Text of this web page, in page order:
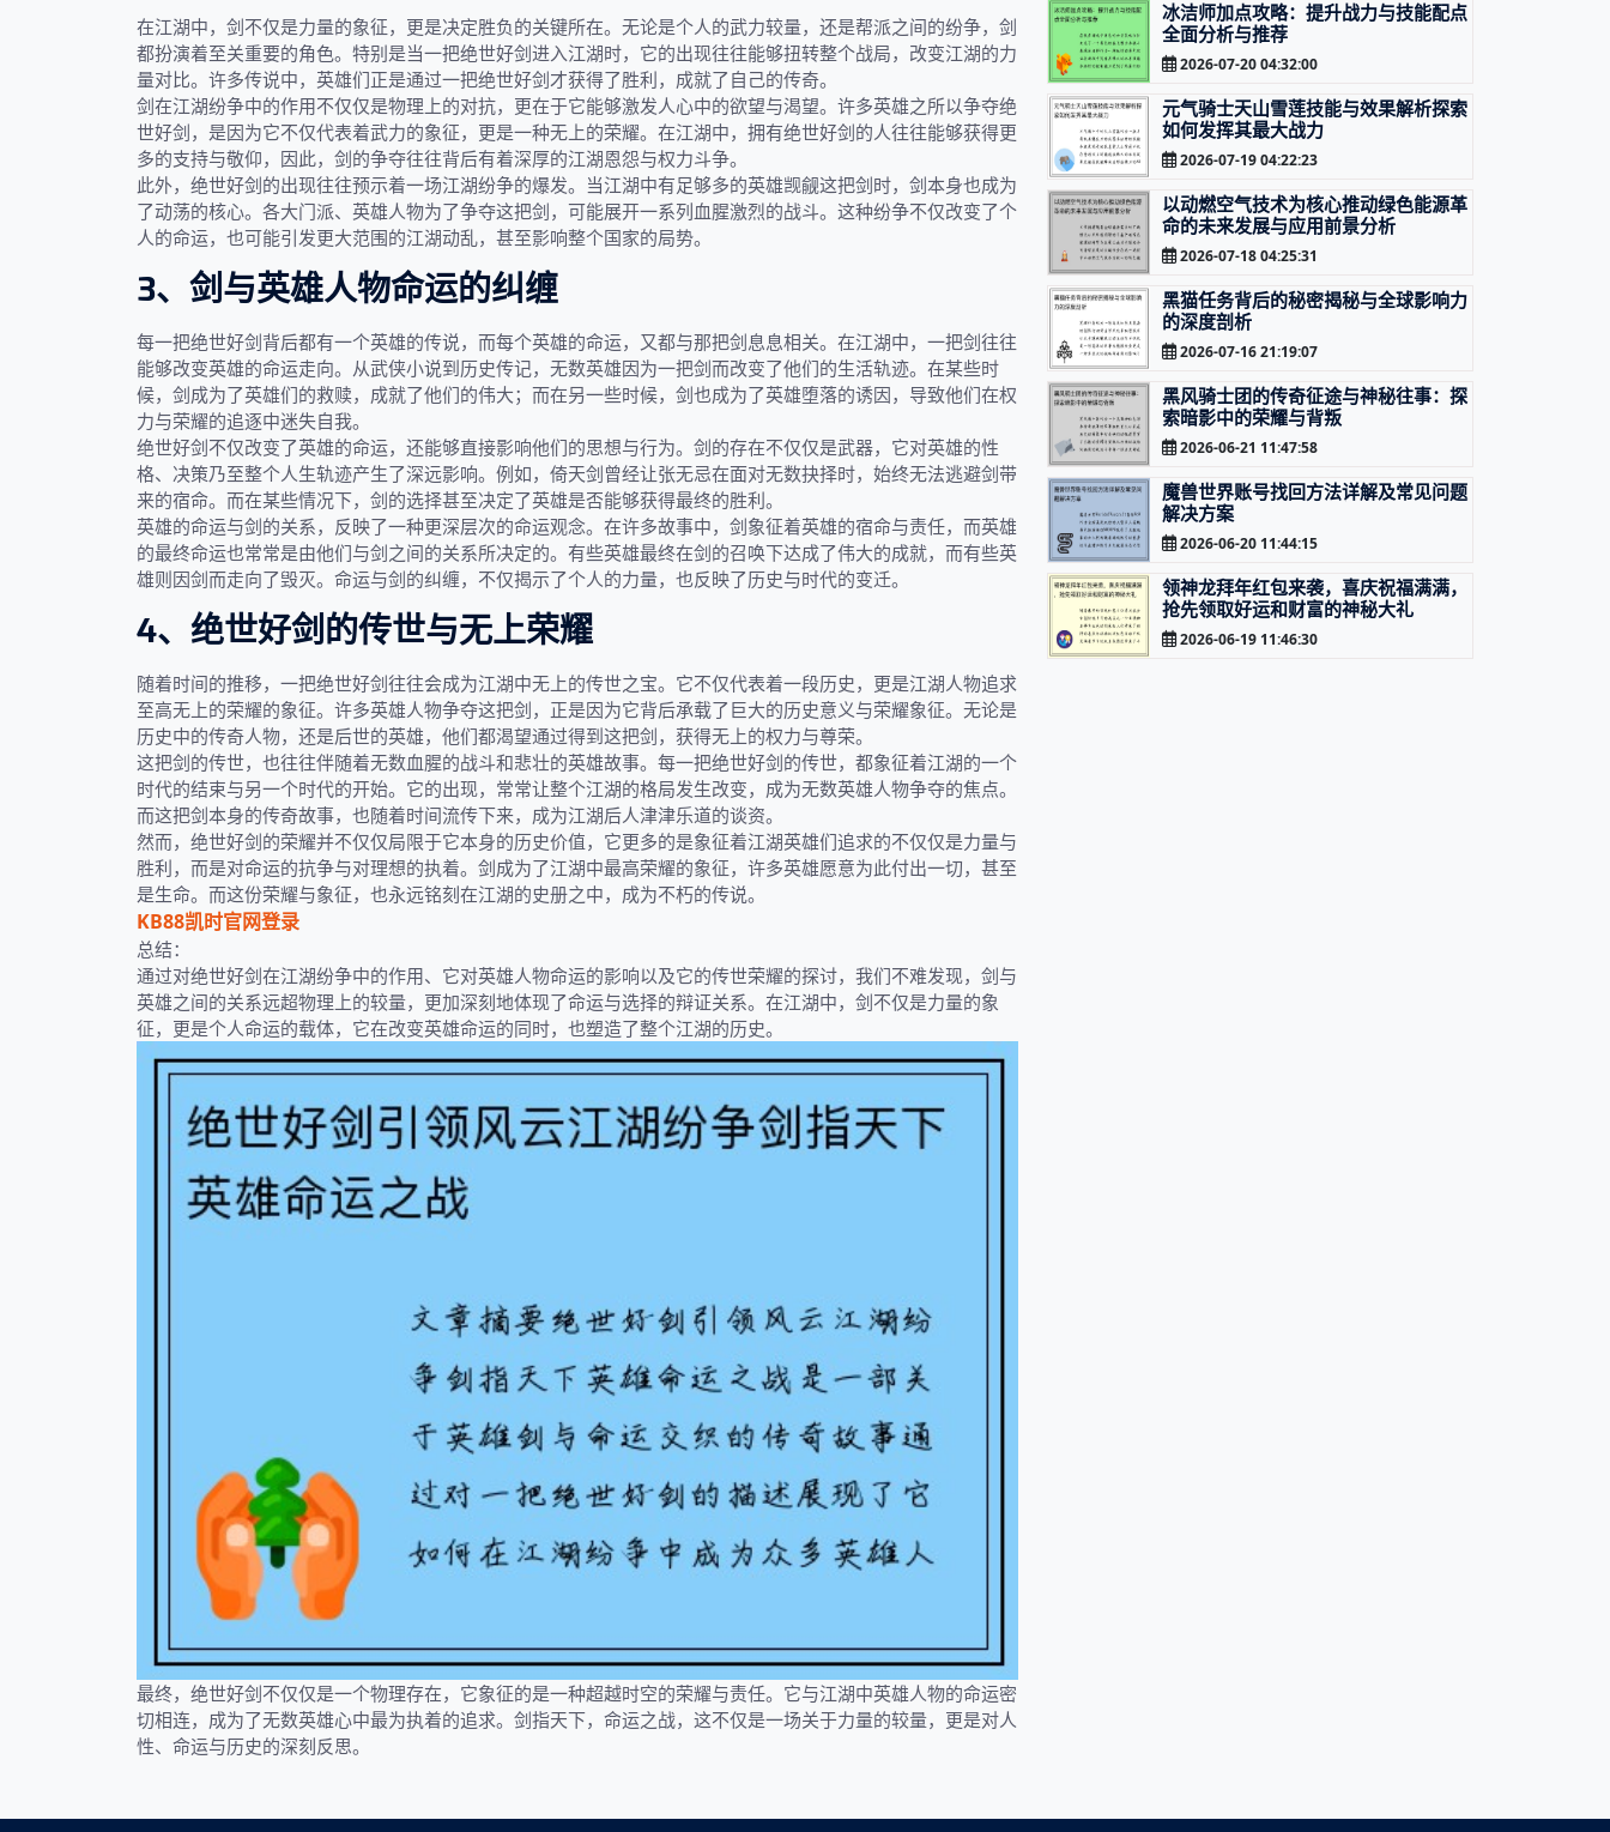
在江湖中，剑不仅是力量的象征，更是决定胜负的关键所在。无论是个人的武力较量，还是帮派之间的纷争，剑
都扮演着至关重要的角色。特别是当一把绝世好剑进入江湖时，它的出现往往能够扭转整个战局，改变江湖的力
量对比。许多传说中，英雄们正是通过一把绝世好剑才获得了胜利，成就了自己的传奇。
剑在江湖纷争中的作用不仅仅是物理上的对抗，更在于它能够激发人心中的欲望与渴望。许多英雄之所以争夺绝
世好剑，是因为它不仅代表着武力的象征，更是一种无上的荣耀。在江湖中，拥有绝世好剑的人往往能够获得更
多的支持与敬仰，因此，剑的争夺往往背后有着深厚的江湖恩怨与权力斗争。
此外，绝世好剑的出现往往预示着一场江湖纷争的爆发。当江湖中有足够多的英雄觊觎这把剑时，剑本身也成为
了动荡的核心。各大门派、英雄人物为了争夺这把剑，可能展开一系列血腥激烈的战斗。这种纷争不仅改变了个
人的命运，也可能引发更大范围的江湖动乱，甚至影响整个国家的局势。
3、剑与英雄人物命运的纠缠
每一把绝世好剑背后都有一个英雄的传说，而每个英雄的命运，又都与那把剑息息相关。在江湖中，一把剑往往
能够改变英雄的命运走向。从武侠小说到历史传记，无数英雄因为一把剑而改变了他们的生活轨迹。在某些时
候，剑成为了英雄们的救赎，成就了他们的伟大；而在另一些时候，剑也成为了英雄堕落的诱因，导致他们在权
力与荣耀的追逐中迷失自我。
绝世好剑不仅改变了英雄的命运，还能够直接影响他们的思想与行为。剑的存在不仅仅是武器，它对英雄的性
格、决策乃至整个人生轨迹产生了深远影响。例如，倚天剑曾经让张无忌在面对无数抉择时，始终无法逃避剑带
来的宿命。而在某些情况下，剑的选择甚至决定了英雄是否能够获得最终的胜利。
英雄的命运与剑的关系，反映了一种更深层次的命运观念。在许多故事中，剑象征着英雄的宿命与责任，而英雄
的最终命运也常常是由他们与剑之间的关系所决定的。有些英雄最终在剑的召唤下达成了伟大的成就，而有些英
雄则因剑而走向了毁灭。命运与剑的纠缠，不仅揭示了个人的力量，也反映了历史与时代的变迁。
4、绝世好剑的传世与无上荣耀
随着时间的推移，一把绝世好剑往往会成为江湖中无上的传世之宝。它不仅代表着一段历史，更是江湖人物追求
至高无上的荣耀的象征。许多英雄人物争夺这把剑，正是因为它背后承载了巨大的历史意义与荣耀象征。无论是
历史中的传奇人物，还是后世的英雄，他们都渴望通过得到这把剑，获得无上的权力与尊荣。
这把剑的传世，也往往伴随着无数血腥的战斗和悲壮的英雄故事。每一把绝世好剑的传世，都象征着江湖的一个
时代的结束与另一个时代的开始。它的出现，常常让整个江湖的格局发生改变，成为无数英雄人物争夺的焦点。
而这把剑本身的传奇故事，也随着时间流传下来，成为江湖后人津津乐道的谈资。
然而，绝世好剑的荣耀并不仅仅局限于它本身的历史价值，它更多的是象征着江湖英雄们追求的不仅仅是力量与
胜利，而是对命运的抗争与对理想的执着。剑成为了江湖中最高荣耀的象征，许多英雄愿意为此付出一切，甚至
是生命。而这份荣耀与象征，也永远铭刻在江湖的史册之中，成为不朽的传说。
KB88凯时官网登录
总结：
通过对绝世好剑在江湖纷争中的作用、它对英雄人物命运的影响以及它的传世荣耀的探讨，我们不难发现，剑与
英雄之间的关系远超物理上的较量，更加深刻地体现了命运与选择的辩证关系。在江湖中，剑不仅是力量的象
征，更是个人命运的载体，它在改变英雄命运的同时，也塑造了整个江湖的历史。
最终，绝世好剑不仅仅是一个物理存在，它象征的是一种超越时空的荣耀与责任。它与江湖中英雄人物的命运密
切相连，成为了无数英雄心中最为执着的追求。剑指天下，命运之战，这不仅是一场关于力量的较量，更是对人
性、命运与历史的深刻反思。
冰洁师加点攻略：提升战力与技能配点
全面分析与推荐
2026-07-20 04:32:00
元气骑士天山雪莲技能与效果解析探索
如何发挥其最大战力
2026-07-19 04:22:23
以动燃空气技术为核心推动绿色能源革
命的未来发展与应用前景分析
2026-07-18 04:25:31
黑猫任务背后的秘密揭秘与全球影响力
的深度剖析
2026-07-16 21:19:07
黑风骑士团的传奇征途与神秘往事：探
索暗影中的荣耀与背叛
2026-06-21 11:47:58
魔兽世界账号找回方法详解及常见问题
解决方案
2026-06-20 11:44:15
领神龙拜年红包来袭，喜庆祝福满满，
抢先领取好运和财富的神秘大礼
2026-06-19 11:46:30